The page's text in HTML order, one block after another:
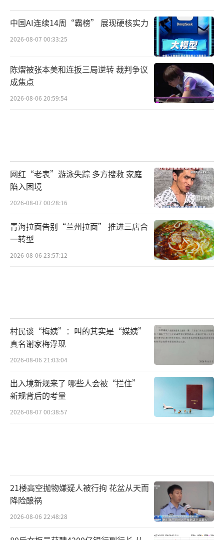
中国AI连续14周“霸榜” 展现硬核实力
2026-08-07 00:33:25
陈熠被张本美和连扳三局逆转 裁判争议
成焦点
2026-08-06 20:59:54
网红“老表”游泳失踪 多方搜救 家庭
陷入困境
2026-08-07 00:28:16
青海拉面告别“兰州拉面” 推进三店合
一转型
2026-08-06 23:57:12
村民谈“梅姨”：叫的其实是“媒姨”
真名谢家梅浮现
2026-08-06 21:03:04
出入境新规来了 哪些人会被“拦住”
新规背后的考量
2026-08-07 00:38:57
21楼高空抛物嫌疑人被行拘 花盆从天而
降险酿祸
2026-08-06 22:48:28